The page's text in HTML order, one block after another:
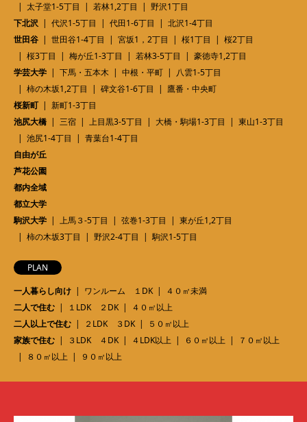
太子堂1-5丁目
若林1,2丁目
野沢1丁目
下北沢
代沢1-5丁目 代田1-6丁目
北沢1-4丁目
世田谷
世田谷1-4丁目 宮坂1，2丁目 桜1丁目
桜2丁目
桜3丁目
梅が丘1-3丁目 若林3-5丁目
豪徳寺1,2丁目
学芸大学
下馬・五本木 中根・平町
八雲1-5丁目
柿の木坂1,2丁目
碑文谷1-6丁目
鷹番・中央町
桜新町
新町1-3丁目
池尻大橋
三宿 上目黒3-5丁目 大橋・駒場1-3丁目
東山1-3丁目
池尻1-4丁目
青葉台1-4丁目
自由が丘
芦花公園
都内全域
都立大学
駒沢大学
上馬３-5丁目 弦巻1-3丁目
東が丘1,2丁目
柿の木坂3丁目
野沢2-4丁目 駒沢1-5丁目
PLAN
一人暮らし向け
ワンルーム １DK
４０㎡未満
二人で住む
１LDK ２DK
４０㎡以上
二人以上で住む
２LDK ３DK
５０㎡以上
家族で住む
３LDK ４DK ４LDK以上 ６０㎡以上
７０㎡以上
８０㎡以上
９０㎡以上